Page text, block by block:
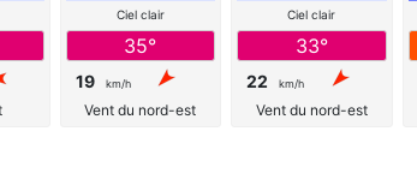
Ciel clair
35°
19 km/h
Vent du nord-est
Ciel clair
33°
22 km/h
Vent du nord-est